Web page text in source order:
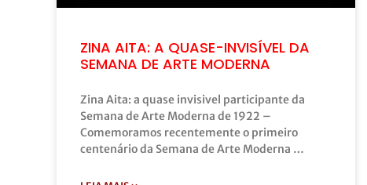
ZINA AITA: A QUASE-INVISÍVEL DA
SEMANA DE ARTE MODERNA
Zina Aita: a quase invisivel participante da
Semana de Arte Moderna de 1922 –
Comemoramos recentemente o primeiro
centenário da Semana de Arte Moderna …